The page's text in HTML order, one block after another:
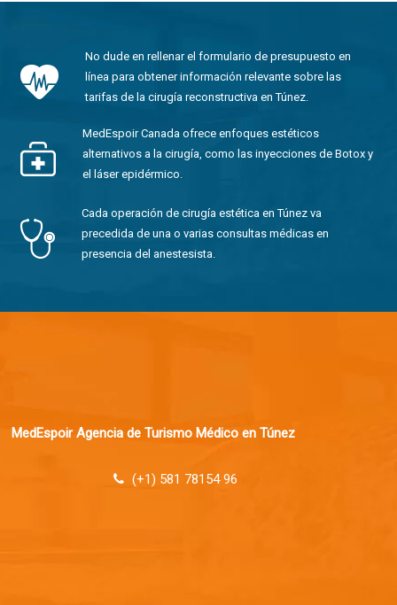
No dude en rellenar el formulario de presupuesto en
línea para obtener información relevante sobre las
tarifas de la cirugía reconstructiva en Túnez.
MedEspoir Canada ofrece enfoques estéticos
alternativos a la cirugía, como las inyecciones de Botox y
el láser epidérmico.
Cada operación de cirugía estética en Túnez va
precedida de una o varias consultas médicas en
presencia del anestesista.
MedEspoir Agencia de Turismo Médico en Túnez
(+1) 581 78154 96